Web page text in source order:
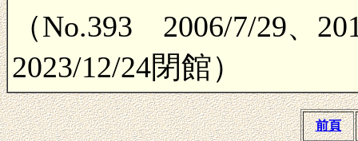
（No.393 2006/7/29、
2023/12/24閉館）
前頁